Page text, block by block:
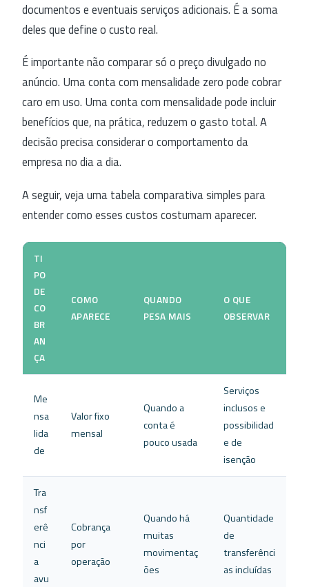
documentos e eventuais serviços adicionais. É a soma
deles que define o custo real.
É importante não comparar só o preço divulgado no
anúncio. Uma conta com mensalidade zero pode cobrar
caro em uso. Uma conta com mensalidade pode incluir
benefícios que, na prática, reduzem o gasto total. A
decisão precisa considerar o comportamento da
empresa no dia a dia.
A seguir, veja uma tabela comparativa simples para
entender como esses custos costumam aparecer.
TI
PO
DE
CO
BR
AN
ÇA
COMO
APARECE
QUANDO
PESA MAIS
O QUE
OBSERVAR
Me
nsa
lida
de
Valor fixo
mensal
Quando a
conta é
pouco usada
Serviços
inclusos e
possibilidad
e de
isenção
Tra
nsf
erê
nci
a
avu
Cobrança
por
operação
Quando há
muitas
movimentaç
ões
Quantidade
de
transferênci
as incluídas